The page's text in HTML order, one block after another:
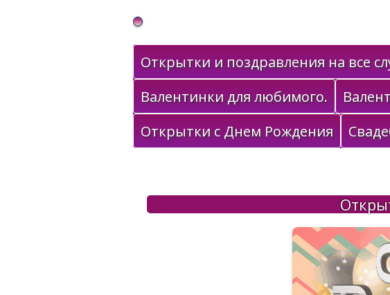
Gif Открытки в подарок
Открытки и поздравления на все
Валентинки для любимого.
Открытки с Днем Рождения